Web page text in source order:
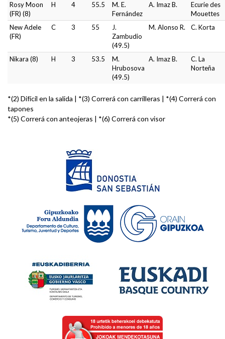
Rosy Moon
(FR) (8)
H 4 55.5
M. E.
Fernández
A. Imaz B.
Ecurie des
Mouettes
New Adele
(FR)
C 3 55
J.
Zambudio
(49.5)
M. Alonso R. C. Korta
Nikara (8) H 3 53.5
M.
Hrubosova
(49.5)
A. Imaz B.
C. La
Norteña
*(2) Difícil en la salida | *(3) Correrá con carrilleras | *(4) Correrá con
tapones
*(5) Correrá con anteojeras | *(6) Correrá con visor